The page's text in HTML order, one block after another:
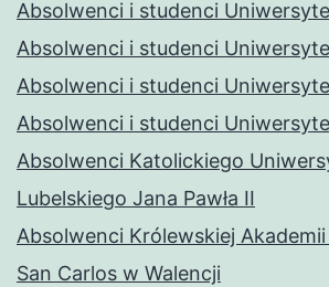
Absolwenci i studenci
Absolwenci i studenci
Absolwenci i studenci
Absolwenci i studenci
Absolwenci Katolickiego
Lubelskiego Jana Pawła II
Absolwenci Królewskiej
San Carlos w Walencji